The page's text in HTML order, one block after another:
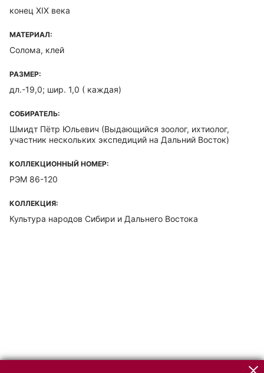
конец XIX века
МАТЕРИАЛ:
Солома, клей
РАЗМЕР:
дл.-19,0; шир. 1,0 ( каждая)
СОБИРАТЕЛЬ:
Шмидт Пётр Юльевич (Выдающийся зоолог, ихтиолог,
участник нескольких экспедиций на Дальний Восток)
КОЛЛЕКЦИОННЫЙ НОМЕР:
РЭМ 86-120
КОЛЛЕКЦИЯ:
Культура народов Сибири и Дальнего Востока